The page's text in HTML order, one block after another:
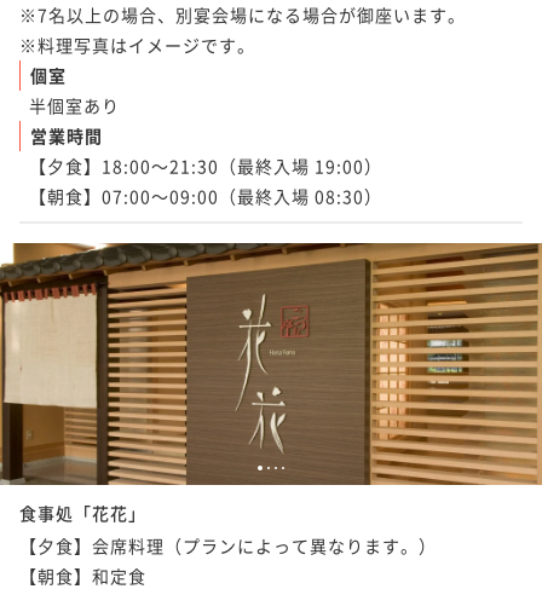
※7名以上の場合、別宴会場になる場合が御座います。
※料理写真はイメージです。
個室
半個室あり
営業時間
【夕食】18:00～21:30（最終入場 19:00）
【朝食】07:00～09:00（最終入場 08:30）
1 2 3 4
食事処「花花」
【夕食】会席料理（プランによって異なります。）
【朝食】和定食